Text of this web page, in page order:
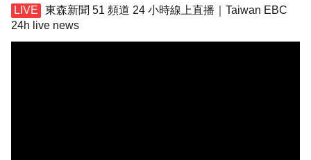
東森新聞 51 頻道 24 小時線上直播｜Taiwan EBC
24h live news